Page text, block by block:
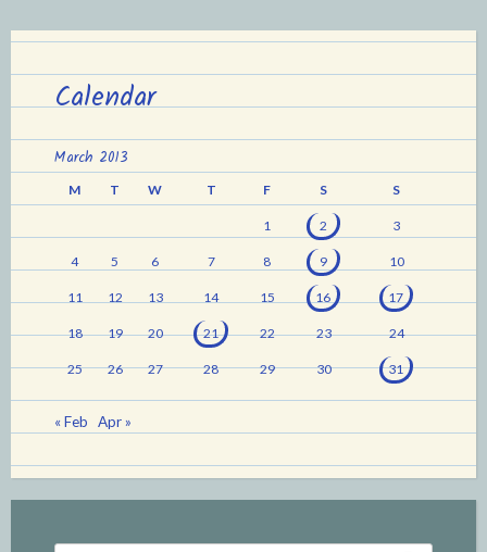
Calendar
March 2013
M T W T F S S
1 2 3
4 5 6 7 8 9 10
11 12 13 14 15 16 17
18 19 20 21 22 23 24
25 26 27 28 29 30 31
« Feb Apr »